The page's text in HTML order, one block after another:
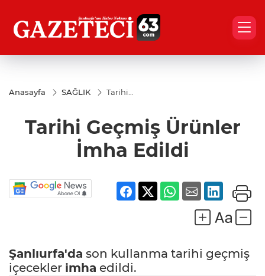
Anasayfa SAĞLIK
Tarihi
Edildi
Tarihi Geçmiş Ürünler
İmha Edildi
Şanlıurfa'da son kullanma tarihi geçmiş
içecekler imha edildi.